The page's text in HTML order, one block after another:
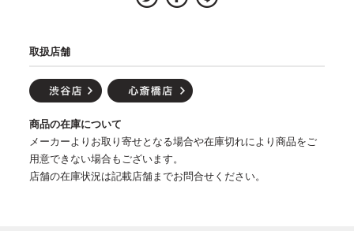
取扱店舗
商品の在庫について
メーカーよりお取り寄せとなる場合や在庫切れにより商品をご
用意できない場合もございます。
店舗の在庫状況は記載店舗までお問合せください。